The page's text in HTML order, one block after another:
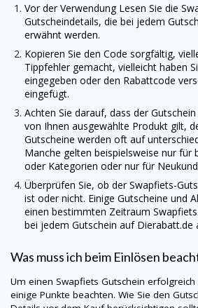
Vor der Verwendung Lesen Sie die
Gutscheindetails, die bei jedem
erwähnt werden.
Kopieren Sie den Code sorgfältig,
Tippfehler gemacht, vielleicht haben
eingegeben oder den Rabattcode
eingefügt.
Achten Sie darauf, dass der
von Ihnen ausgewählte Produkt gilt,
Gutscheine werden oft auf
Manche gelten beispielsweise nur
oder Kategorien oder nur für
Überprüfen Sie, ob der Swapfiets-
ist oder nicht. Einige Gutscheine und
einen bestimmten Zeitraum
bei jedem Gutschein auf Dierabatt.de
Was muss ich beim Einlösen
Um einen Swapfiets Gutschein
einige Punkte beachten. Wie Sie den